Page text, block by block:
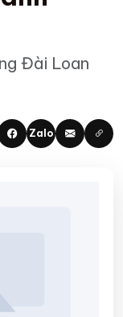
Đài Loan
Zalo